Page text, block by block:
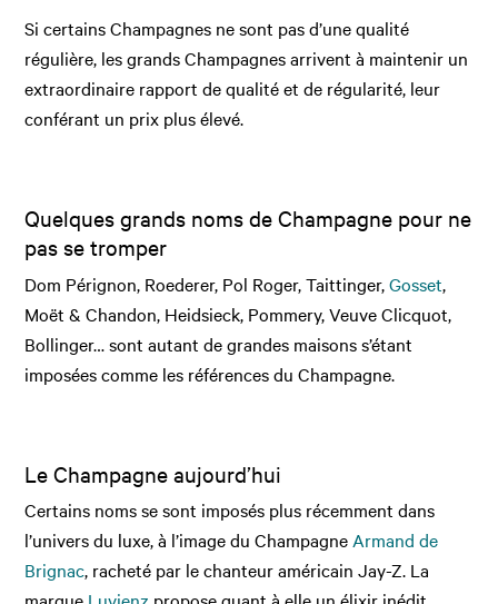
Si certains Champagnes ne sont pas d’une qualité
régulière, les grands Champagnes arrivent à maintenir un
extraordinaire rapport de qualité et de régularité, leur
conférant un prix plus élevé.
Quelques grands noms de Champagne pour ne
pas se tromper
Dom Pérignon, Roederer, Pol Roger, Taittinger,Gosset,
Moët & Chandon, Heidsieck, Pommery, Veuve Clicquot,
Bollinger… sont autant de grandes maisons s’étant
imposées comme les références du Champagne.
Le Champagne aujourd’hui
Certains noms se sont imposés plus récemment dans
l’univers du luxe, à l’image du Champagne Armand de
Brignac, racheté par le chanteur américain Jay-Z. La